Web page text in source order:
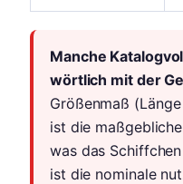
Manche
wörtlich mit der
Größenmaß
ist die
was das
ist die nominale